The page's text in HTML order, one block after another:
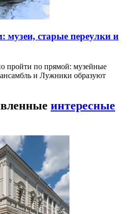
старые переулки и
пройти по прямой: музейные
и Лужники образуют
интересные